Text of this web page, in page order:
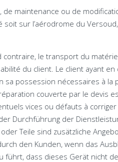
, de maintenance ou de
soit sur l’aérodrome du Versoud
contraire, le transport du
du client. Le client ayant en
sa possession nécessaires à la
couverte par le devis
vices ou défauts à
Durchführung der
Teile sind zusätzliche
den Kunden, wenn das
führt, dass dieses Gerät